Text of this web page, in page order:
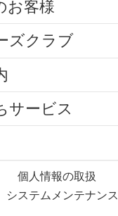
お客様
ズクラブ
サービス
個人情報の取扱
システムメンテナンス